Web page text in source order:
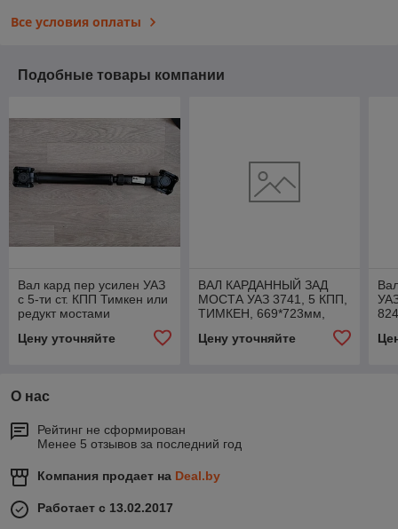
Все условия оплаты
Подобные товары компании
Вал кард пер усилен УАЗ
с 5-ти ст. КПП Тимкен или
редукт мостами
42000.315120-2203010-
Цену уточняйте
ВАЛ КАРДАННЫЙ ЗАД
МОСТА УАЗ 3741, 5 КПП,
ТИМКЕН, 669*723мм,
Цену уточняйте
10
О нас
Рейтинг не сформирован
Менее 5 отзывов за последний год
Компания продает на Deal.by
Работает с 13.02.2017